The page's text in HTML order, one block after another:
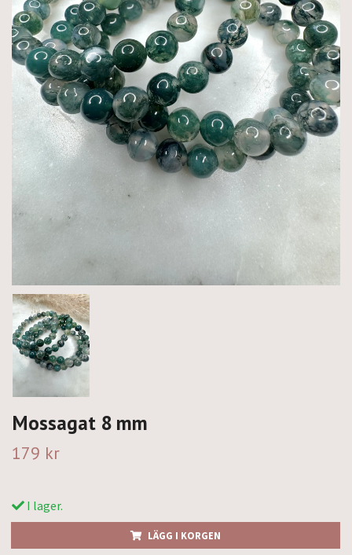
Mossagat 8 mm
179 kr
I lager.
LÄGG I KORGEN